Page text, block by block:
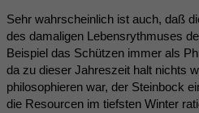
Sehr wahrscheinlich ist auch, daß
des damaligen Lebensrythmuses
Beispiel das Schützen immer als
da zu dieser Jahreszeit halt nichts
philosophieren war, der Steinbock
die Resourcen im tiefsten Winter